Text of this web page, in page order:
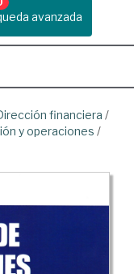
avanzada
financiera /
y operaciones /